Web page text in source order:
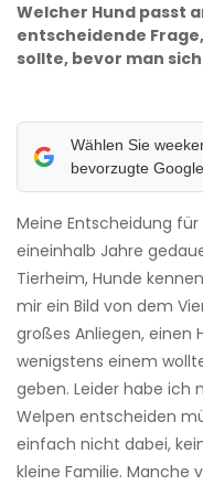
Welcher Hund passt
entscheidende
sollte, bevor man
Wählen Sie
bevorzugte
Meine Entscheidung
eineinhalb Jahre
Tierheim, Hunde
mir ein Bild von dem
großes Anliegen, einen
wenigstens einem
geben. Leider habe ich
Welpen entscheiden
einfach nicht dabei,
kleine Familie. Manche